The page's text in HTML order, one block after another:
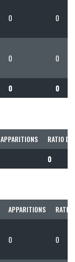
0 0
0 0
0 0
APPARITIONS RATIO
0
APPARITIONS RATIO
0 0